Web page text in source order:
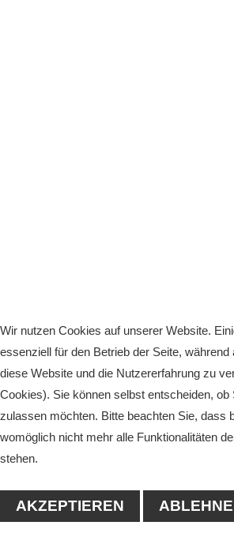
Wir nutzen Cookies auf unserer Website.
essenziell für den Betrieb der Seite, während
diese Website und die Nutzererfahrung zu
Cookies). Sie können selbst entscheiden, ob
zulassen möchten. Bitte beachten Sie, dass
womöglich nicht mehr alle Funktionalitäten
stehen.
AKZEPTIEREN